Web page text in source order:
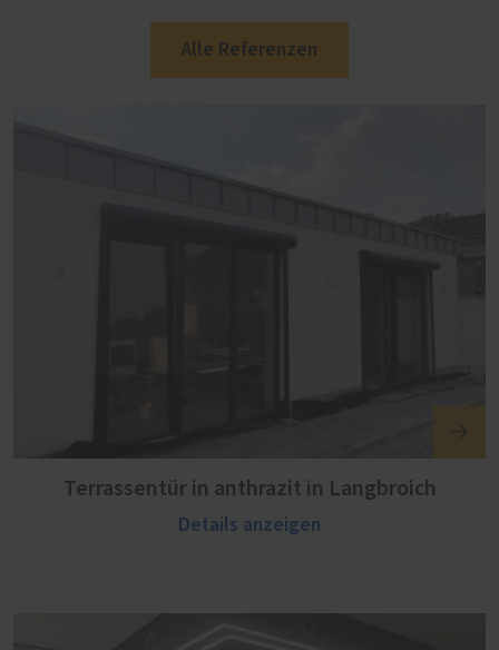
Alle Referenzen
Terrassentür in anthrazit in Langbroich
Details anzeigen